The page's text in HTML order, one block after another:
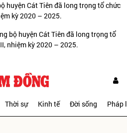
huyện Cát Tiên đã long trọng tổ chức
kỳ 2020 – 2025.
bộ huyện Cát Tiên đã long trọng tổ
nhiệm kỳ 2020 – 2025.
Thời sự Kinh tế Đời sống Pháp